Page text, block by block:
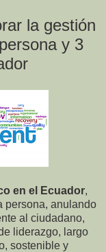
la gestión
y 3
en el Ecuador,
persona, anulando
al ciudadano,
liderazgo, largo
sostenible y